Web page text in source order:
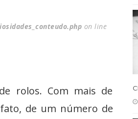
on line
rolos. Com mais de
de um número de